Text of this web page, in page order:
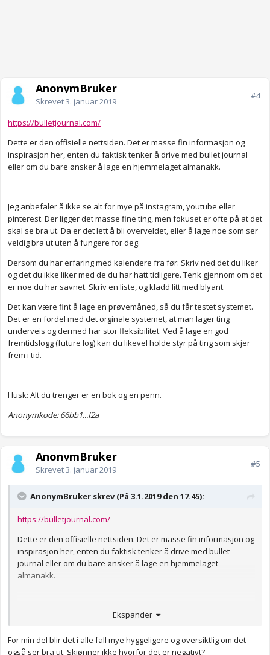
AnonymBruker
Skrevet3. januar 2019
#4
https://bulletjournal.com/
Dette er den offisielle nettsiden. Det er masse fin informasjon og
inspirasjon her, enten du faktisk tenker å drive med bullet journal
eller om du bare ønsker å lage en hjemmelaget almanakk.
Jeg anbefaler å ikke se alt for mye på instagram, youtube eller
pinterest. Der ligger det masse fine ting, men fokuset er ofte på at det
skal se bra ut. Da er det lett å bli overveldet, eller å lage noe som ser
veldig bra ut uten å fungere for deg.
Dersom du har erfaring med kalendere fra før: Skriv ned det du liker
og det du ikke liker med de du har hatt tidligere. Tenk gjennom om det
er noe du har savnet. Skriv en liste, og kladd litt med blyant.
Det kan være fint å lage en prøvemåned, så du får testet systemet.
Det er en fordel med det orginale systemet, at man lager ting
underveis og dermed har stor fleksibilitet. Ved å lage en god
fremtidslogg (future log) kan du likevel holde styr på ting som skjer
frem i tid.
Husk: Alt du trenger er en bok og en penn.
Anonymkode: 66bb1...f2a
AnonymBruker
Skrevet3. januar 2019
#5
AnonymBruker skrev (På 3.1.2019 den 17.45):
https://bulletjournal.com/
Dette er den offisielle nettsiden. Det er masse fin informasjon og
inspirasjon her, enten du faktisk tenker å drive med bullet
journal eller om du bare ønsker å lage en hjemmelaget
almanakk.
Jeg anbefaler å ikke se alt for mye på instagram, youtube eller
at det skal se bra ut. Da er det lett å bli overveldet, eller å lage
noe som ser veldig bra ut uten å fungere for deg.
Ekspander
For min del blir det i alle fall mye hyggeligere og oversiktlig om det
også ser bra ut. Skjønner ikke hvorfor det er negativt?